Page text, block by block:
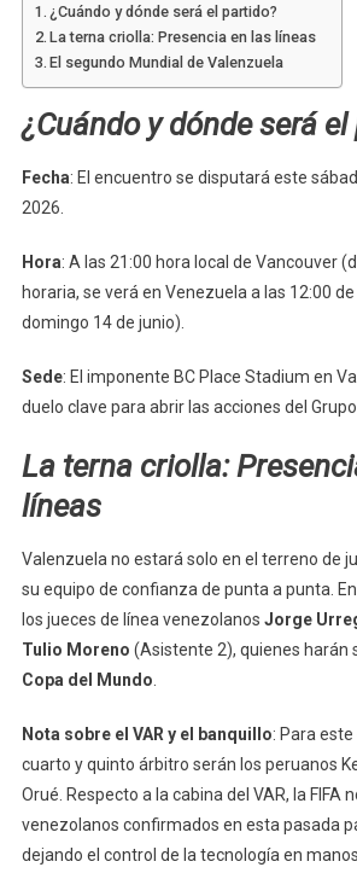
¿Cuándo y dónde será el partido?
La terna criolla: Presencia en las líneas
El segundo Mundial de Valenzuela
¿Cuándo y dónde será
Fecha: El encuentro se disputará este
2026.
Hora: A las 21:00 hora local de Vancouver
horaria, se verá en Venezuela a las 12:00
domingo 14 de junio).
Sede: El imponente BC Place Stadium en
duelo clave para abrir las acciones del Grupo
La terna criolla:
líneas
Valenzuela no estará solo en el terreno de
su equipo de confianza de punta a punta.
los jueces de línea venezolanos Jorge
Tulio Moreno (Asistente 2), quienes harán
Copa del Mundo
Nota sobre el VAR y el banquillo: Para
cuarto y quinto árbitro serán los peruanos
Orué. Respecto a la cabina del VAR, la FIFA
venezolanos confirmados en esta pasada
dejando el control de la tecnología en